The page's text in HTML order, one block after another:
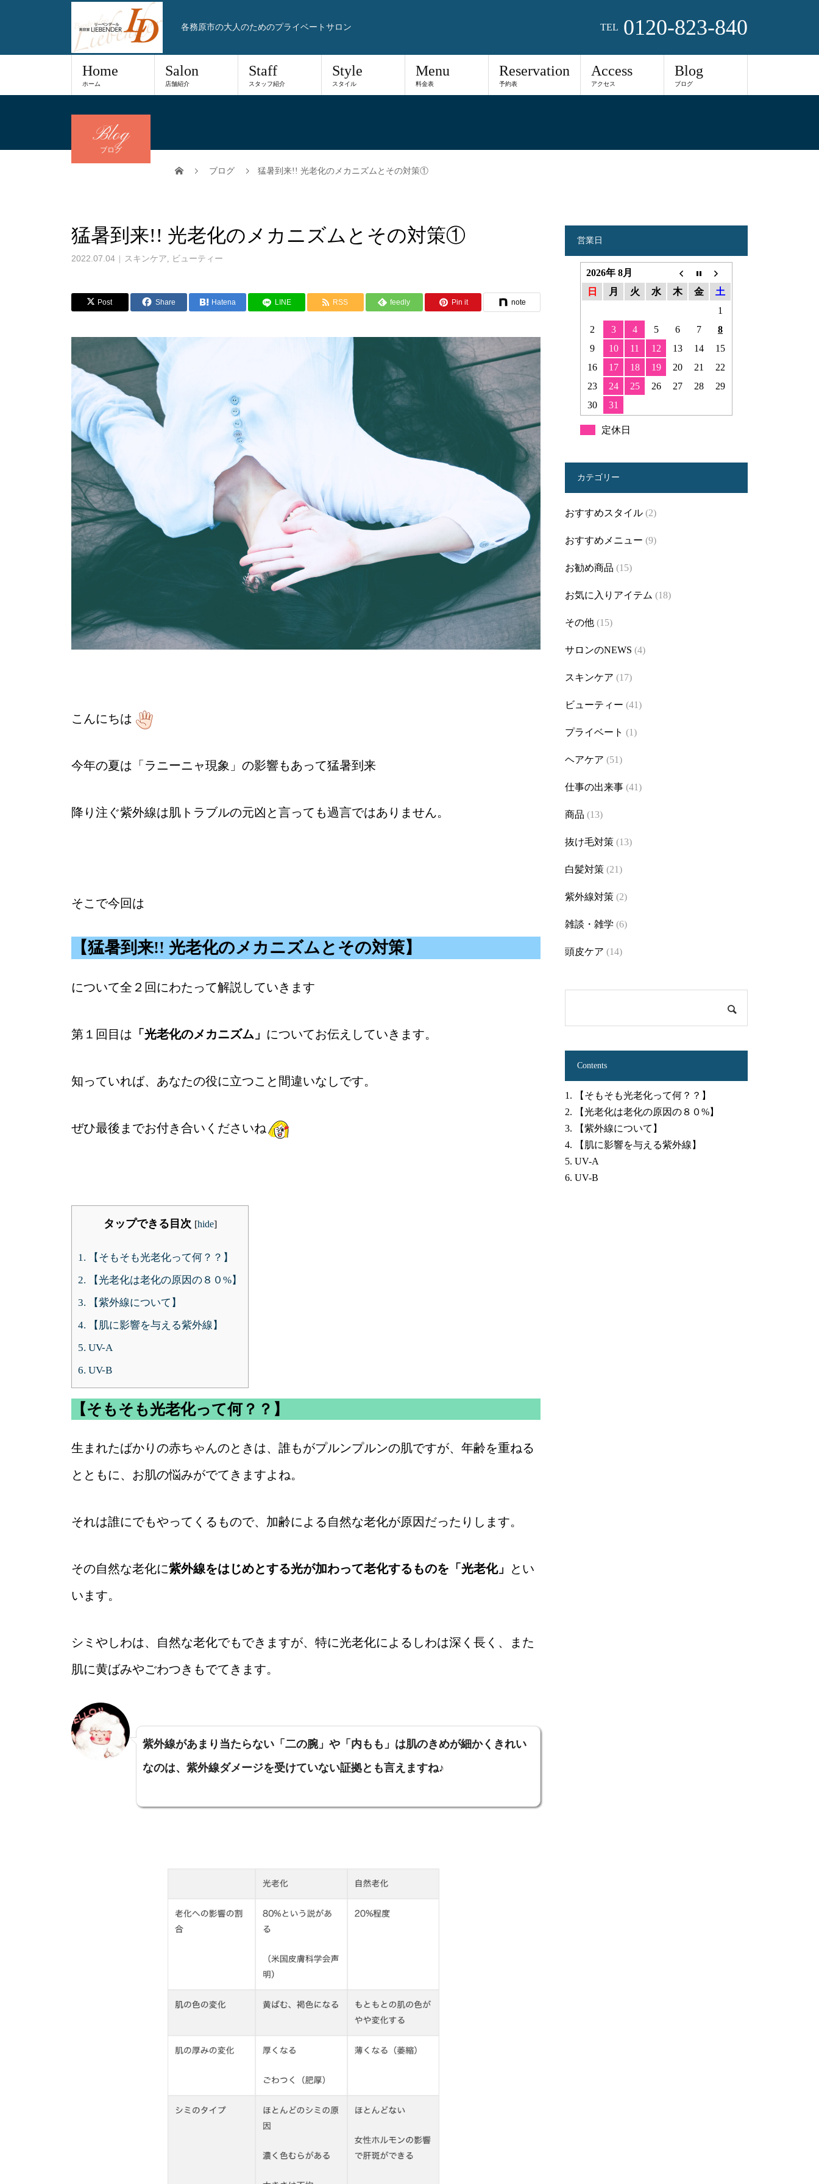
各務原市の大人のためのプライベートサロン TEL 0120-823-840
Home
ホーム
Salon
店舗紹介
Staff
スタッフ紹介
Style
スタイル
Menu
料金表
Reservation
予約表
Access
アクセス
Blog
ブログ
Blog
ブログ
ブログ 猛暑到来!! 光老化のメカニズムとその対策①
猛暑到来!! 光老化のメカニズムとその対策①
2022.07.04 スキンケア, ビューティー
Post Share Hatena LINE RSS feedly Pin it note
こんにちは
今年の夏は「ラニーニャ現象」の影響もあって猛暑到来
降り注ぐ紫外線は肌トラブルの元凶と言っても過言ではありません。
そこで今回は
【猛暑到来!! 光老化のメカニズムとその対策】
について全２回にわたって解説していきます
第１回目は 「光老化のメカニズム」 についてお伝えしていきます。
知っていれば、あなたの役に立つこと間違いなしです。
ぜひ最後までお付き合いくださいね
タップできる目次 [hide]
1. 【そもそも光老化って何？？】
2. 【光老化は老化の原因の８０%】
3. 【紫外線について】
4. 【肌に影響を与える紫外線】
5. UV-A
6. UV-B
【そもそも光老化って何？？】
生まれたばかりの赤ちゃんのときは、誰もがプルンプルンの肌ですが、年齢を重ねる
とともに、お肌の悩みがでてきますよね。
それは誰にでもやってくるもので、加齢による自然な老化が原因だったりします。
その自然な老化に紫外線をはじめとする光が加わって老化するものを「光老化」
とい
います。
シミやしわは、自然な老化でもできますが、特に光老化によるしわは深く長く、また
肌に黄ばみやごわつきもでてきます。
紫外線があまり当たらない「二の腕」や「内もも」は肌のきめが細かくきれい
なのは、紫外線ダメージを受けていない証拠とも言えますね♪
営業日
2026年 8月
日
月 火 水 木 金
土
1
2
3 4 5 6 7
8
9
10 11 12 13 14
15
16
17 18 19 20 21
22
23
24 25 26 27 28
29
30
31
定休日
カテゴリー
おすすめスタイル (2)
おすすめメニュー (9)
お勧め商品 (15)
お気に入りアイテム (18)
その他 (15)
サロンのNEWS (4)
スキンケア (17)
ビューティー (41)
プライベート (1)
ヘアケア (51)
仕事の出来事 (41)
商品 (13)
抜け毛対策 (13)
白髪対策 (21)
紫外線対策 (2)
雑談・雑学 (6)
頭皮ケア (14)
Contents
1. 【そもそも光老化って何？？】
2. 【光老化は老化の原因の８０%】
3. 【紫外線について】
4. 【肌に影響を与える紫外線】
5. UV-A
6. UV-B